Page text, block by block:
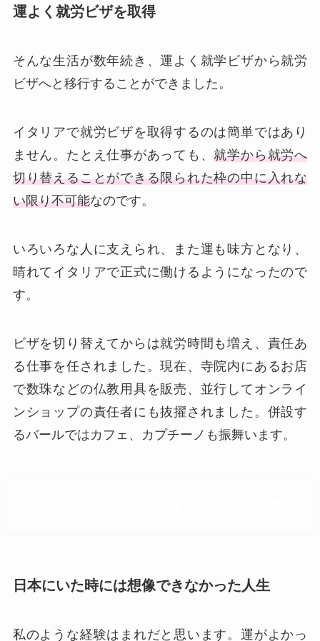
運よく就労ビザを取得
そんな生活が数年続き、運よく就学ビザから就労
ビザへと移行することができました。
イタリアで就労ビザを取得するのは簡単ではあり
ません。たとえ仕事があっても、就学から就労へ
切り替えることができる限られた枠の中に入れな
い限り不可能なのです。
いろいろな人に支えられ、また運も味方となり、
晴れてイタリアで正式に働けるようになったので
す。
ビザを切り替えてからは就労時間も増え、責任あ
る仕事を任されました。現在、寺院内にあるお店
で数珠などの仏教用具を販売、並行してオンライ
ンショップの責任者にも抜擢されました。併設す
るバールではカフェ、カプチーノも振舞います。
日本にいた時には想像できなかった人生
私のような経験はまれだと思います。運がよかっ